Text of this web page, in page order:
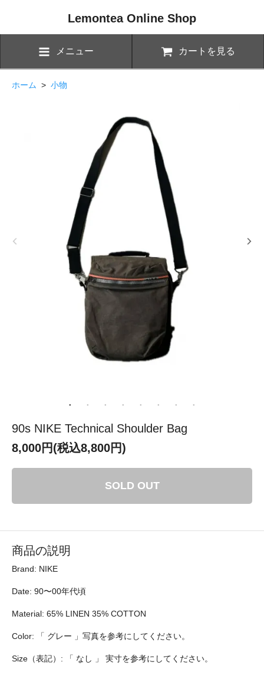
Lemontea Online Shop
メニュー カートを見る
ホーム > 小物
90s NIKE Technical Shoulder Bag
8,000円(税込8,800円)
SOLD OUT
商品の説明
Brand: NIKE
Date: 90〜00年代頃
Material: 65% LINEN 35% COTTON
Color: 「 グレー 」写真を参考にしてください。
Size（表記）: 「 なし 」 実寸を参考にしてください。